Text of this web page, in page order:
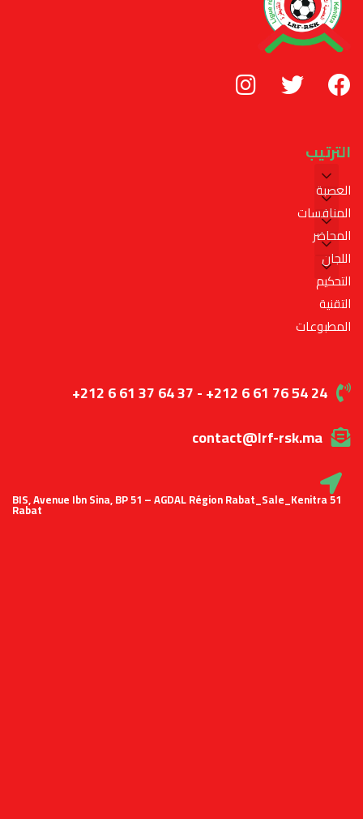
الترتيب
العصبة
المنافسات
المحاضر
اللجان
التحكيم
التقنية
المطبوعات
+212 6 61 37 64 37 - +212 6 61 76 54 24
contact@lrf-rsk.ma
51 BIS, Avenue Ibn Sina, BP 51 – AGDAL Région Rabat_Sale_Kenitra
Rabat